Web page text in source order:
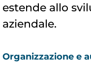
estende allo
aziendale.
Organizzazione e